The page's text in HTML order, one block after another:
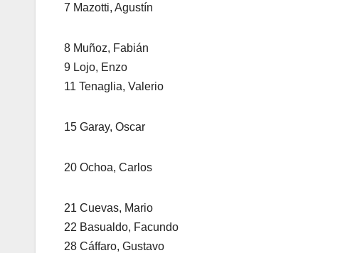
7 Mazotti, Agustín
8 Muñoz, Fabián
9 Lojo, Enzo
11 Tenaglia, Valerio
15 Garay, Oscar
20 Ochoa, Carlos
21 Cuevas, Mario
22 Basualdo, Facundo
28 Cáffaro, Gustavo